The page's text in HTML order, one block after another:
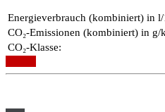
Energieverbrauch (kombiniert) in
CO₂-Emissionen (kombiniert) in g/
CO₂-Klasse: